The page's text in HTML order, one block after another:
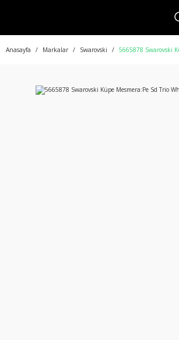
Anasayfa Markalar Swarovski 5665878 Swarovski